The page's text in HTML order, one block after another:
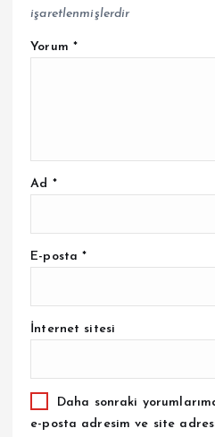
işaretlenmişlerdir
Yorum *
Ad *
E-posta*
İnternet sitesi
Daha sonraki
e-posta adresim ve site